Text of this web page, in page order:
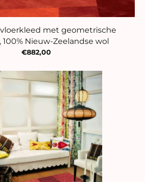
met geometrische
Nieuw-Zeelandse wol
€882,00